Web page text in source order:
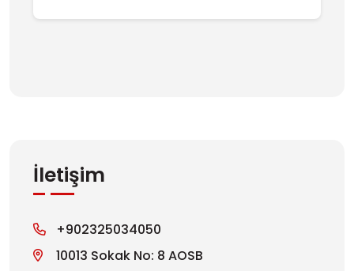
İletişim
+902325034050
10013 Sokak No: 8 AOSB